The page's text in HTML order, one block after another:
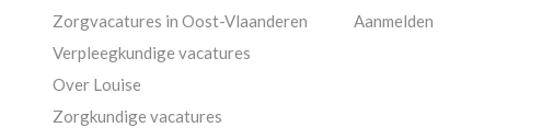
Aanmelden
Zorgvacatures in Oost-Vlaanderen
Verpleegkundige vacatures
Over Louise
Zorgkundige vacatures